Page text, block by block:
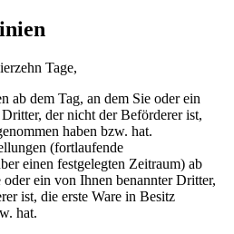
Tage,
ab dem Tag, an dem Sie oder ein
der nicht der Beförderer ist,
haben bzw. hat.
(fortlaufende
einen festgelegten Zeitraum) ab
oder ein von Ihnen benannter Dritter,
ist, die erste Ware in Besitz
hat.